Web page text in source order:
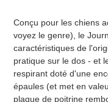
Conçu pour les chiens
voyez le genre), le
caractéristiques de
pratique sur le dos - et
respirant doté d'une
épaules (et met en
plaque de poitrine